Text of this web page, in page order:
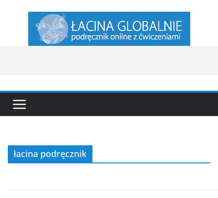
łacina podręcznik